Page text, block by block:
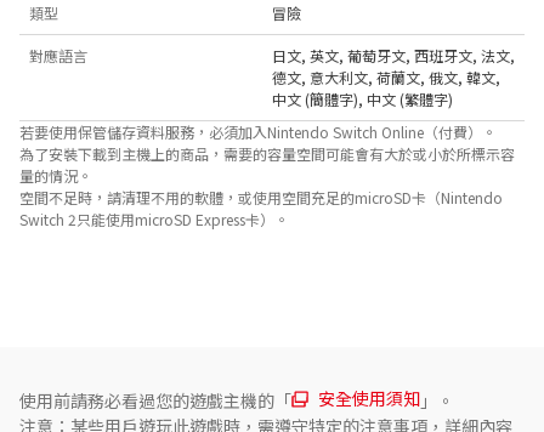
類型 冒險
對應語言 日文, 英文, 葡萄牙文, 西班牙文, 法文,
德文, 意大利文, 荷蘭文, 俄文, 韓文,
中文 (簡體字), 中文 (繁體字)
若要使用保管儲存資料服務，必須加入Nintendo Switch Online（付費）。
為了安裝下載到主機上的商品，需要的容量空間可能會有大於或小於所標示容
量的情況。
空間不足時，請清理不用的軟體，或使用空間充足的microSD卡（Nintendo
Switch 2只能使用microSD Express卡）。
使用前請務必看過您的遊戲主機的「 安全使用須知 」。
注意：某些用戶遊玩此遊戲時，需遵守特定的注意事項，詳細內容